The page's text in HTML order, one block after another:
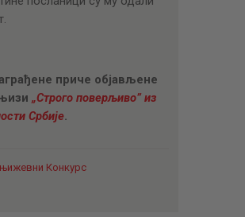
приче објављене
„Строго поверљиво” из
Србије.
Конкурс